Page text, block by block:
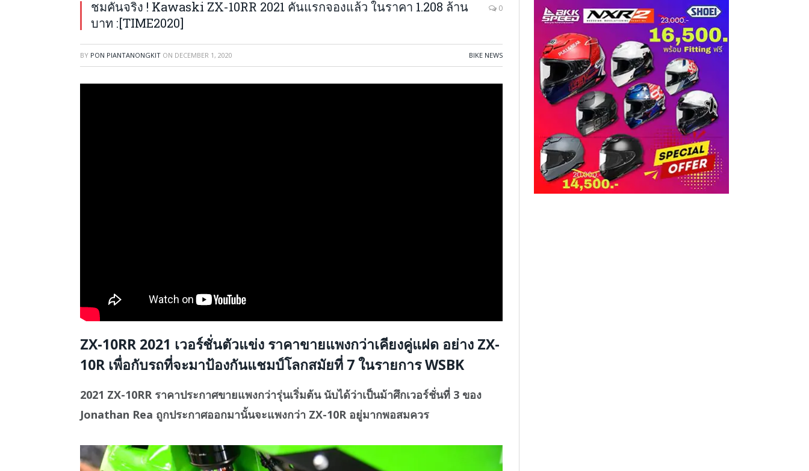
ชมคันจริง ! Kawaski ZX-10RR 2021 คันแรกจองแล้ว ในราคา 1.208 ล้าน
บาท :[TIME2020]
0
BY PON PIANTANONGKIT ON DECEMBER 1, 2020 BIKE NEWS
ZX-10RR 2021 เวอร์ชั่นตัวแข่ง ราคาขายแพงกว่าเคียงคู่แฝด อย่าง ZX-
10R เพื่อกับรถที่จะมาป้องกันแชมป์โลกสมัยที่ 7 ในรายการ WSBK
2021 ZX-10RR ราคาประกาศขายแพงกว่ารุ่นเริ่มต้น นับได้ว่าเป็นม้าศึกเวอร์ชั่นที่ 3 ของ
Jonathan Rea ถูกประกาศออกมานั้นจะแพงกว่า ZX-10R อยู่มากพอสมควร